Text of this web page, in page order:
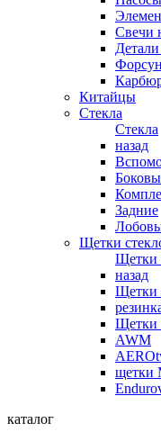
Свечи
Китайцы
Стекла
Стекла
назад
Задние
Щетки
Щетки
назад
Щетки
Щетки
AWM
щетки
каталог